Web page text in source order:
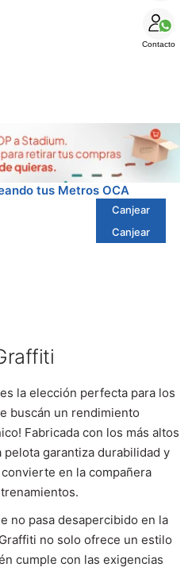
Contacto
tus Metros OCA
Canjear
Canjear
la elección perfecta para los
buscán un rendimiento
Fabricada con los más altos
garantiza durabilidad y
en la compañera
no pasa desapercibido en la
no solo ofrece un estilo
cumple con las exigencias